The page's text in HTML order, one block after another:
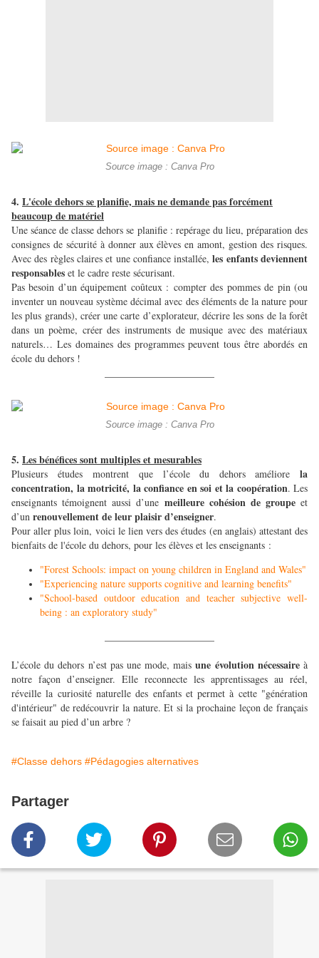
Source image : Canva Pro
4. L'école dehors se planifie, mais ne demande pas forcément
beaucoup de matériel
Une séance de classe dehors se planifie : repérage du lieu, préparation des
consignes de sécurité à donner aux élèves en amont, gestion des risques.
Avec des règles claires et une confiance installée,les enfants deviennent
responsables et le cadre reste sécurisant.
Pas besoin d’un équipement coûteux : compter des pommes de pin (ou
inventer un nouveau système décimal avec des éléments de la nature pour
les plus grands), créer une carte d’explorateur, décrire les sons de la forêt
dans un poème, créer des instruments de musique avec des matériaux
naturels… Les domaines des programmes peuvent tous être abordés en
école du dehors !
Source image : Canva Pro
5. Les bénéfices sont multiples et mesurables
Plusieurs études montrent que l’école du dehors améliore la
concentration, la motricité, la confiance en soi et la coopération. Les
enseignants témoignent aussi d’une meilleure cohésion de groupeet
d’un renouvellement de leur plaisir d’enseigner.
Pour aller plus loin, voici le lien vers des études (en anglais) attestant des
bienfaits de l'école du dehors, pour les élèves et les enseignants :
"Forest Schools: impact on young children in England and Wales"
"Experiencing nature supports cognitive and learning benefits"
"School-based outdoor education and teacher subjective well-
being : an exploratory study"
L’école du dehors n’est pas une mode, maisune évolution nécessaireà
notre façon d’enseigner. Elle reconnecte les apprentissages au réel,
réveille la curiosité naturelle des enfants et permet à cette "génération
d'intérieur" de redécouvrir la nature. Et si la prochaine leçon de français
se faisait au pied d’un arbre ?
#Classe dehors #Pédagogies alternatives
Partager